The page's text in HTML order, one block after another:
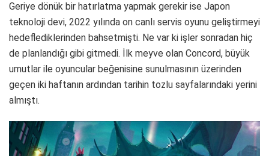
Geriye dönük bir hatırlatma yapmak gerekir ise Japon
teknoloji devi, 2022 yılında on canlı servis oyunu geliştirmeyi
hedeflediklerinden bahsetmişti. Ne var ki işler sonradan hiç
de planlandığı gibi gitmedi. İlk meyve olan Concord, büyük
umutlar ile oyuncular beğenisine sunulmasının üzerinden
geçen iki haftanın ardından tarihin tozlu sayfalarındaki yerini
almıştı.